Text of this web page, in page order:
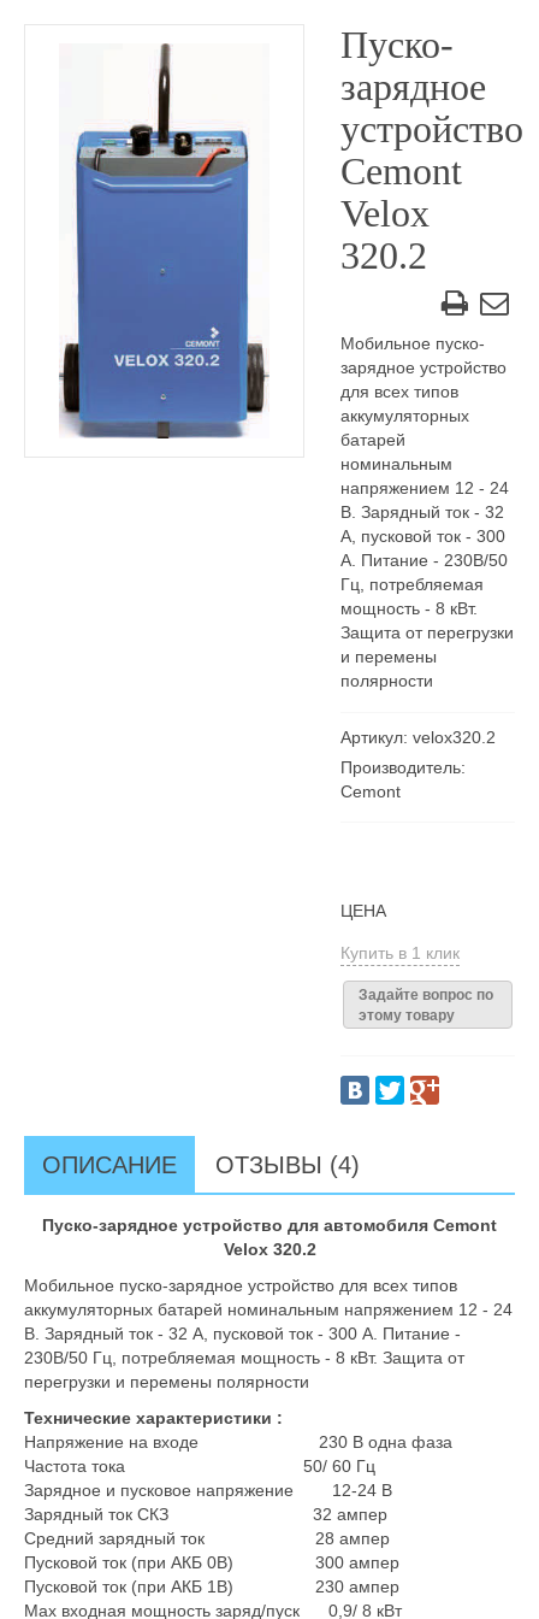
Пуско-
зарядное
устройство
Cemont
Velox
320.2
Мобильное пуско-
зарядное устройство
для всех типов
аккумуляторных
батарей
номинальным
напряжением 12 - 24
В. Зарядный ток - 32
А, пусковой ток - 300
А. Питание - 230В/50
Гц, потребляемая
мощность - 8 кВт.
Защита от перегрузки
и перемены
полярности
Артикул: velox320.2
Производитель:
Cemont
ЦЕНА
Купить в 1 клик
Задайте вопрос по
этому товару
ОПИСАНИЕ ОТЗЫВЫ (4)
Пуско-зарядное устройство для автомобиля Cemont
Velox 320.2
Мобильное пуско-зарядное устройство для всех типов
аккумуляторных батарей номинальным напряжением 12 - 24
В. Зарядный ток - 32 А, пусковой ток - 300 А. Питание -
230В/50 Гц, потребляемая мощность - 8 кВт. Защита от
перегрузки и перемены полярности
Технические характеристики :
Напряжение на входе 230 В одна фаза
Частота тока 50/ 60 Гц
Зарядное и пусковое напряжение 12-24 В
Зарядный ток СКЗ 32 ампер
Средний зарядный ток 28 ампер
Пусковой ток (при АКБ 0В) 300 ампер
Пусковой ток (при АКБ 1В) 230 ампер
Max входная мощность заряд/пуск 0,9/ 8 кВт